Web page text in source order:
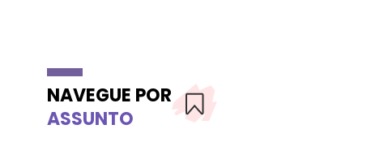
NAVEGUE POR
ASSUNTO